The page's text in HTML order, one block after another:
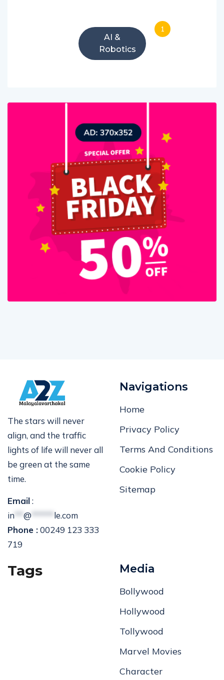
AI &
Robotics
1
The stars will never
align, and the traffic
lights of life will never all
be green at the same
time.
Email:
in ** @ ***** le.com
Phone :00249 123 333
719
Navigations
Home
Privacy Policy
Terms And Conditions
Cookie Policy
Sitemap
Tags Media
Bollywood
Hollywood
Tollywood
Marvel Movies
Character